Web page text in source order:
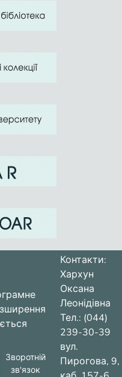
Зворотній
зв'язок
Контакти:
Хархун
Оксана
Леонідівна
Тел.: (044)
239-30-39
вул.
Пирогова, 9,